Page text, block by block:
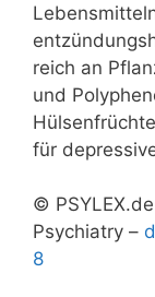
reich an
und
für
©
Psychiatry –
8